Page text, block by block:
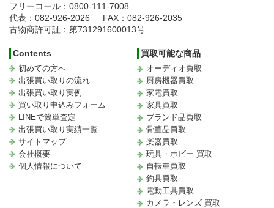
フリーコール：0800-111-7008
代表：082-926-2026
FAX：082-926-2035
古物商許可証：第731291600013号
Contents
初めての方へ
出張買い取りの流れ
出張買い取り実例
買い取り申込みフォーム
LINEで簡単査定
出張買い取り実績一覧
サイトマップ
会社概要
個人情報について
買取可能な商品
オーディオ買取
厨房機器買取
家電買取
家具買取
ブランド品買取
骨董品買取
楽器買取
玩具・ホビー 買取
自転車買取
釣具買取
電動工具買取
カメラ・レンズ 買取